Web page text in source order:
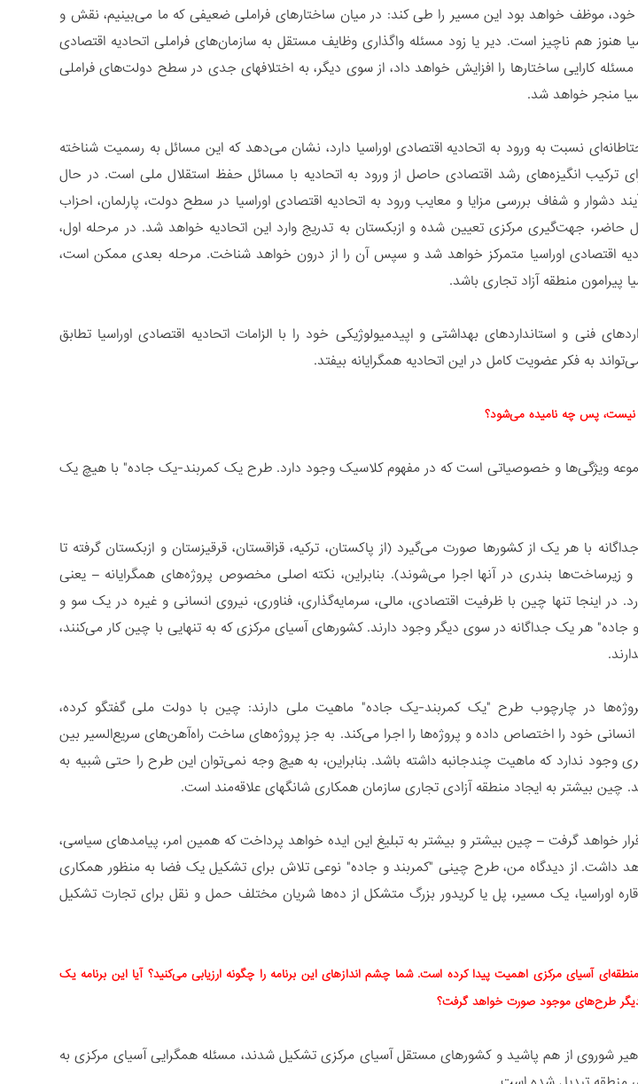
خود، موظف خواهد بود این مسیر را طی کند: در میان ساختارهای فراملی ضعیفی که ما می‌بینیم، نقش و
هنوز هم ناچیز است. دیر یا زود مسئله واگذاری وظایف مستقل به سازمان‌های فراملی اتحادیه اقتصادی
کارایی ساختارها را افزایش خواهد داد، از سوی دیگر، به اختلافهای جدی در سطح دولت‌های فراملی
منجر خواهد شد.
نسبت به ورود به اتحادیه اقتصادی اوراسیا دارد، نشان می‌دهد که این مسائل به رسمیت شناخته
ترکیب انگیزه‌های رشد اقتصادی حاصل از ورود به اتحادیه با مسائل حفظ استقلال ملی است. در حال
دشوار و شفاف بررسی مزایا و معایب ورود به اتحادیه اقتصادی اوراسیا در سطح دولت، پارلمان، احزاب
جهت‌گیری مرکزی تعیین شده و ازبکستان به تدریج وارد این اتحادیه خواهد شد. در مرحله اول،
اقتصادی اوراسیا متمرکز خواهد شد و سپس آن را از درون خواهد شناخت. مرحله بعدی ممکن است،
پیرامون منطقه آزاد تجاری باشد.
فنی و استانداردهای بهداشتی و اپیدمیولوژیکی خود را با الزامات اتحادیه اقتصادی اوراسیا تطابق
به فکر عضویت کامل در این اتحادیه همگرایانه بیفتد.
نیست، پس چه نامیده می‌شود؟
ویژگی‌ها و خصوصیاتی است که در مفهوم کلاسیک وجود دارد. طرح یک کمربند-یک جاده" با هیچ یک
با هر یک از کشورها صورت می‌گیرد (از پاکستان، ترکیه، قزاقستان، قرقیزستان و ازبکستان گرفته تا
و زیرساخت‌ها بندری در آنها اجرا می‌شوند). بنابراین، نکته اصلی مخصوص پروژه‌های همگرایانه – یعنی
اینجا تنها چین با ظرفیت اقتصادی، مالی، سرمایه‌گذاری، فناوری، نیروی انسانی و غیره در یک سو و
هر یک جداگانه در سوی دیگر وجود دارند. کشورهای آسیای مرکزی که به تنهایی با چین کار می‌کنند،
در چارچوب طرح "یک کمربند-یک جاده" ماهیت ملی دارند: چین با دولت ملی گفتگو کرده،
انسانی خود را اختصاص داده و پروژه‌ها را اجرا می‌کند. به جز پروژه‌های ساخت راه‌آهن‌های سریع‌السیر بین
وجود ندارد که ماهیت چندجانبه داشته باشد. بنابراین، به هیچ وجه نمی‌توان این طرح را حتی شبیه به
چین بیشتر به ایجاد منطقه آزادی تجاری سازمان همکاری شانگهای علاقه‌مند است.
خواهد گرفت – چین بیشتر و بیشتر به تبلیغ این ایده خواهد پرداخت که همین امر، پیامدهای سیاسی،
داشت. از دیدگاه من، طرح چینی "کمربند و جاده" نوعی تلاش برای تشکیل یک فضا به منظور همکاری
اوراسیا، یک مسیر، پل یا کریدور بزرگ متشکل از ده‌ها شریان مختلف حمل و نقل برای تجارت تشکیل
آسیای مرکزی اهمیت پیدا کرده است. شما چشم اندازهای این برنامه را چگونه ارزیابی می‌کنید؟ آیا این برنامه یک
طرح‌های موجود صورت خواهد گرفت؟
اتحاد جماهیر شوروی از هم پاشید و کشورهای مستقل آسیای مرکزی تشکیل شدند، مسئله همگرایی آسیای مرکزی به